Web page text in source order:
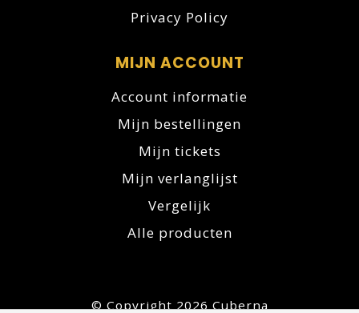
Privacy Policy
MIJN ACCOUNT
Account informatie
Mijn bestellingen
Mijn tickets
Mijn verlanglijst
Vergelijk
Alle producten
© Copyright 2026 Cuberna